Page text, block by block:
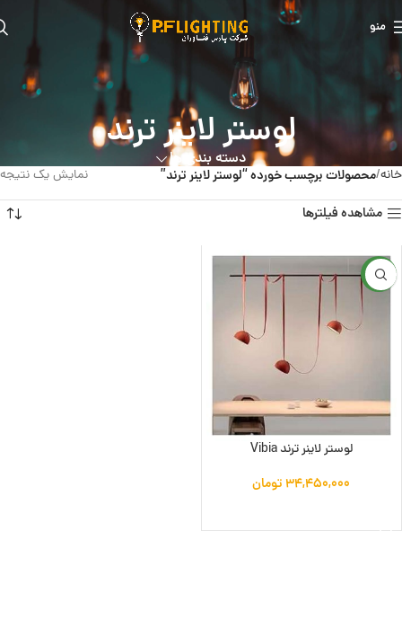
منو
لوستر لاینر ترند
دسته بندی ها
خانه محصولات برچسب خورده “لوستر لاینر ترند” نمایش یک نتیجه
مشاهده فیلترها
جدید
لوستر لاینر ترند Vibia
۳۴,۴۵۰,۰۰۰تومان